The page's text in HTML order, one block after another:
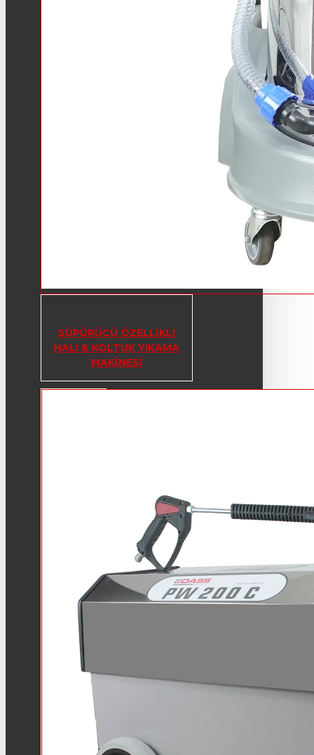
SÜPÜRÜCÜ ÖZELLIKLI
HALI & KOLTUK YIKAMA
MAKINESI